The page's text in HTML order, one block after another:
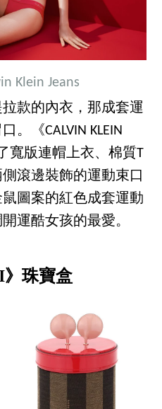
Klein Jeans
款的內衣，那成套運
。《CALVIN KLEIN
寬版連帽上衣、棉質T
滾邊裝飾的運動束口
圖案的紅色成套運動
運酷女孩的最愛。
》珠寶盒